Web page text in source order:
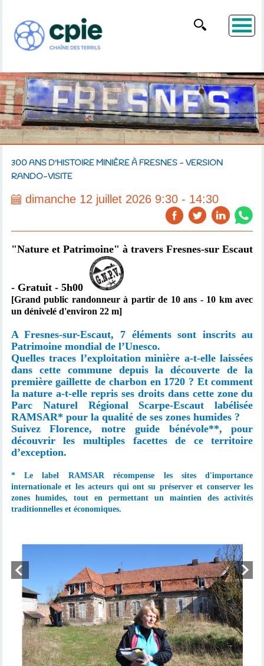
300 ANS D'HISTOIRE MINIÈRE À FRESNES - VERSION
RANDO-VISITE
dimanche 12 juillet 2026 9:30 - 14:30
"Nature et Patrimoine" à travers Fresnes-sur Escaut
- Gratuit - 5h00
[Grand public randonneur à partir de 10 ans - 10 km avec
un dénivelé d'environ 22 m]
A Fresnes-sur-Escaut, 7 éléments sont inscrits au
Patrimoine mondial de l’Unesco.
Quelles traces l’exploitation minière a-t-elle laissées
dans cette commune depuis la découverte de la
première gaillette de charbon en 1720 ? Et comment
la nature a-t-elle repris ses droits dans cette zone du
Parc Naturel Régional Scarpe-Escaut labélisée
RAMSAR* pour la qualité de ses zones humides ?
Suivez Florence, notre guide bénévole**, pour
découvrir les multiples facettes de ce territoire
d’exception.
* Le label RAMSAR récompense les sites d'importance
internationale et les acteurs qui ont su préserver et conserver les
zones humides, tout en permettant un maintien des activités
traditionnelles et économiques.